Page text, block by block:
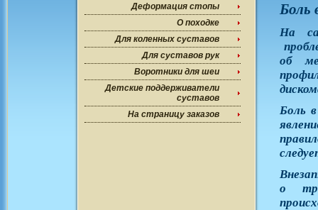
Деформация стопы
О походке
Для коленных суставов
Для суставов рук
Воротники для шеи
Детские поддерживатели
суставов
На страницу заказов
Боль
На
об
Боль
о